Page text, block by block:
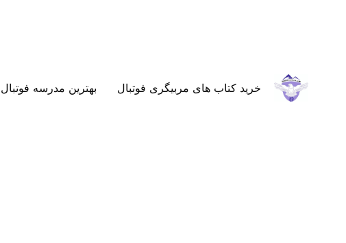
خرید کتاب های مربیگری فوتبال بهترین مدرسه